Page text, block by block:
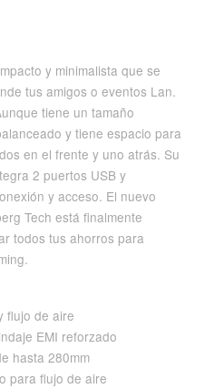
y minimalista que se
tus amigos o eventos Lan.
tiene un tamaño
y tiene espacio para
en el frente y uno atrás. Su
2 puertos USB y
y acceso. El nuevo
Tech está finalmente
todos tus ahorros para
flujo de aire
EMI reforzado
hasta 280mm
para flujo de aire